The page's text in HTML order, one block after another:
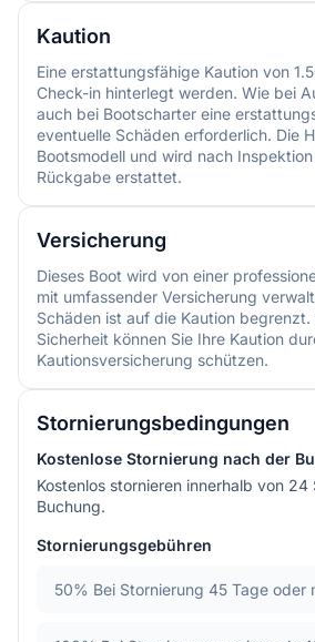
Kaution
Eine erstattungsfähige Kaution von
Check-in hinterlegt werden. Wie bei
auch bei Bootscharter eine
eventuelle Schäden erforderlich. Die
Bootsmodell und wird nach
Rückgabe erstattet.
Versicherung
Dieses Boot wird von einer
mit umfassender Versicherung
Schäden ist auf die Kaution
Sicherheit können Sie Ihre Kaution
Kautionsversicherung schützen.
Stornierungsbedingungen
Kostenlose Stornierung nach der
Kostenlos stornieren innerhalb von
Buchung.
Stornierungsgebühren
50% Bei Stornierung 45 Tage oder